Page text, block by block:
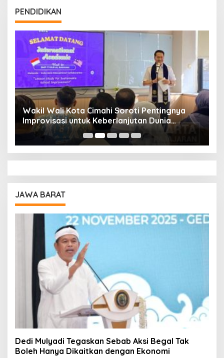
PENDIDIKAN
Wakil Wali Kota Cimahi Soroti Pentingnya
Improvisasi untuk Keberlanjutan Dunia
Pendidikan
JAWA BARAT
Dedi Mulyadi Tegaskan Sebab Aksi Begal Tak
Boleh Hanya Dikaitkan dengan Ekonomi